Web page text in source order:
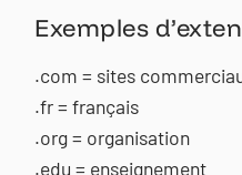
Exemples
.com = sites
.fr = français
.org = organisation
.edu = enseignement